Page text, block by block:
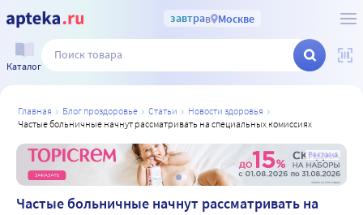
завтрав Москве
Каталог
главная блог проздоровье статьи
новости здоровья
частые больничные начнут рассматривать на специальных комиссиях
Реклама
Частые больничные начнут рассматривать на